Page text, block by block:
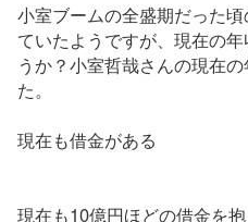
小室ブームの全盛期だった
ていたようですが、現在の
うか？小室哲哉さんの現在
た。
現在も借金がある
現在も10億円ほどの借金を